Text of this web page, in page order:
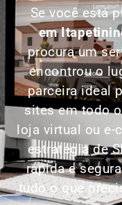
Se você está
em
procura um
encontrou o
parceira ideal
sites em todo
loja virtual ou
estratégia de
rápida e
tudo o que